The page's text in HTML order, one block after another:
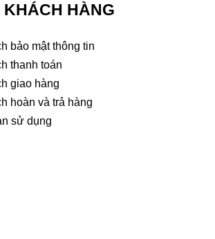
KHÁCH HÀNG
bảo mật thông tin
thanh toán
giao hàng
hoàn và trả hàng
sử dụng